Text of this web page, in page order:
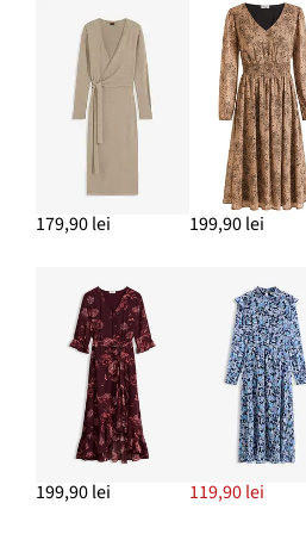
54,90 lei
ADAUGĂ ÎN COȘ
179,90 lei 199,90 lei
199,90 lei 119,90 lei